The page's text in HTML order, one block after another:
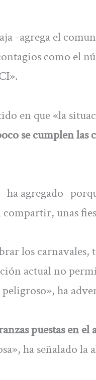
-agrega el
como el
en que «la
se cumplen
agregado-
compartir, unas
los
actual no
ha
puestas en el
ha señalado la